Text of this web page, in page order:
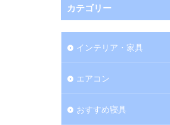
カテゴリー
インテリア・家具
エアコン
おすすめ寝具